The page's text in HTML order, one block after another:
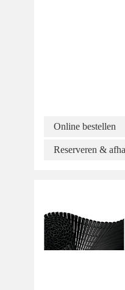
Online bestellen
Reserveren &